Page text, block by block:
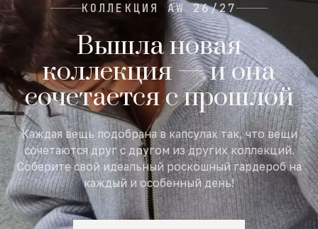
КОЛЛЕКЦИЯ AW 26/27
Вышла новая
коллекция — и она
сочетается с прошлой
Каждая вещь подобрана в капсулах так, что вещи
сочетаются друг с другом из других коллекций.
Соберите свой идеальный роскошный гардероб на
каждый и особенный день!